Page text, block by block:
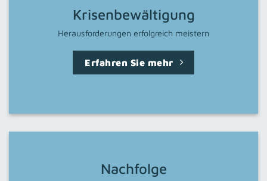
Krisenbewältigung
Herausforderungen erfolgreich meistern
Erfahren Sie mehr
Nachfolge